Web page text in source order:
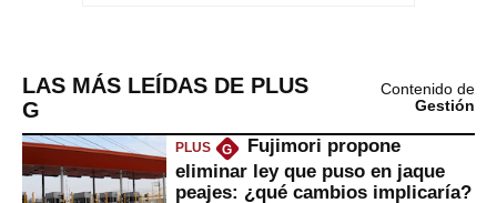
LAS MÁS LEÍDAS DE PLUS
G
Contenido de
Gestión
PLUS G
Fujimori propone
eliminar ley que puso en jaque
peajes: ¿qué cambios implicaría?